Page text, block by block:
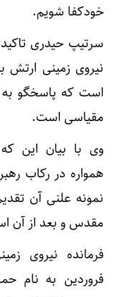
خودکفا شویم.
سرتیپ حیدری
نیروی زمینی ارتش
است که پاسخگو
مقیاسی است.
وی با بیان این
همواره در رکاب
مقدس و بعد از آن
فروردین به نام